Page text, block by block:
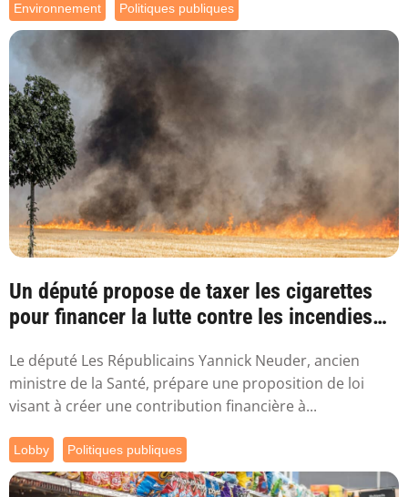
Environnement Politiques publiques
Un député propose de taxer les cigarettes
pour financer la lutte contre les incendies
Le député Les Républicains Yannick Neuder, ancien
ministre de la Santé, prépare une proposition de loi
visant à créer une contribution financière à...
Lobby Politiques publiques